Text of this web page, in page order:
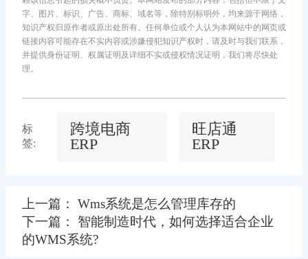
字、图片、标识、广告、商标、域名等，除特别标明外，均来源于网络，
知识产权归原作者或原出处所有。任何单位或个人认为本网站中的网页或
链接内容可能存在不实内容或涉嫌侵犯知识产权时，请及时与我们联系，
并提供身份证明、权属证明及详细不实或侵权情况证明，我们将尽快处
理。
标
签:
跨境电商
ERP
旺店通
ERP
上一篇： Wms系统是怎么管理库存的
下一篇： 智能制造时代，如何选择适合企业
的WMS系统?